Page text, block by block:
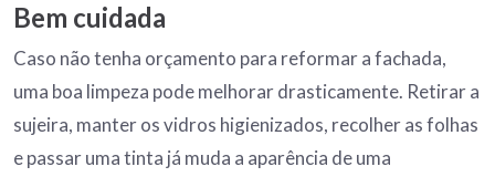
Bem cuidada
Caso não tenha orçamento para reformar a fachada,
uma boa limpeza pode melhorar drasticamente. Retirar a
sujeira, manter os vidros higienizados, recolher as folhas
e passar uma tinta já muda a aparência de uma